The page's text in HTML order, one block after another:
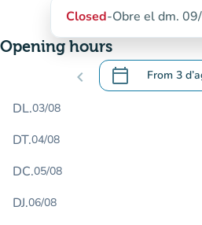
Closed-Obre el dm.
Opening hours
chevron_left calendar_today From 3
.Open the
DL.03/08
DT.04/08
DC.05/08
DJ.06/08